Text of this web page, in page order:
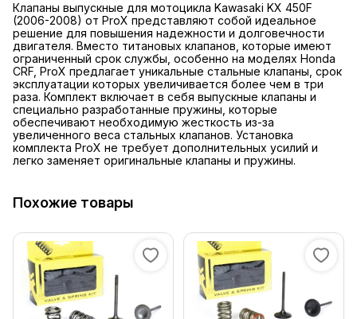
Клапаны выпускные для мотоцикла Kawasaki KX 450F
(2006-2008) от ProX представляют собой идеальное
решение для повышения надежности и долговечности
двигателя. Вместо титановых клапанов, которые имеют
ограниченный срок службы, особенно на моделях Honda
CRF, ProX предлагает уникальные стальные клапаны, срок
эксплуатации которых увеличивается более чем в три
раза. Комплект включает в себя выпускные клапаны и
специально разработанные пружины, которые
обеспечивают необходимую жесткость из-за
увеличенного веса стальных клапанов. Установка
комплекта ProX не требует дополнительных усилий и
легко заменяет оригинальные клапаны и пружины.
Похожие товары